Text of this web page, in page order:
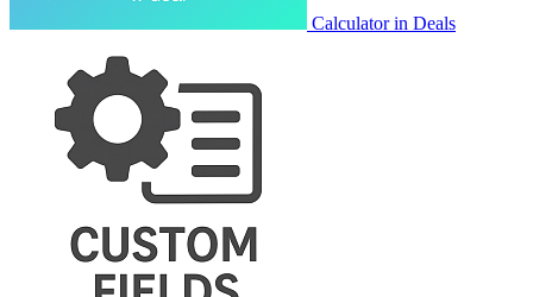
Calculator in Deals